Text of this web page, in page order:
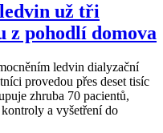
už tři
z pohodlí domova
ledvin dialyzační
provedou přes deset tisíc
zhruba 70 pacientů,
a vyšetření do